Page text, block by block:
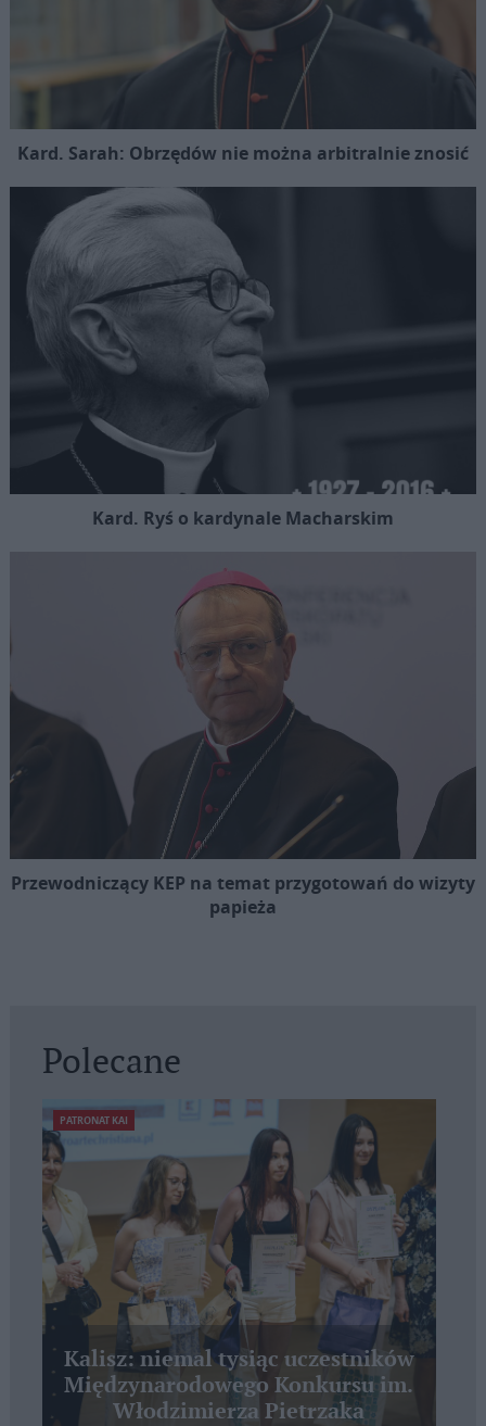
Kard. Sarah: Obrzędów nie można arbitralnie znosić
Kard. Ryś o kardynale Macharskim
Przewodniczący KEP na temat przygotowań do wizyty
papieża
Polecane
PATRONAT KAI
Kalisz: niemal tysiąc uczestników
Międzynarodowego Konkursu im.
Włodzimierza Pietrzaka